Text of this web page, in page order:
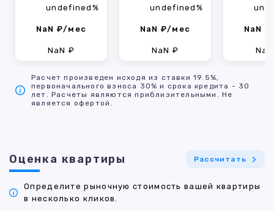
undefined%
NaN ₽/мес
NaN ₽
undefined%
NaN ₽/мес
NaN ₽
NaN
Расчет произведен исходя из ставки 19.5%,
первоначального взноса 30% и срока кредита - 30
лет. Расчеты являются приблизительными. Не
является офертой.
Оценка квартиры Рассчитать
Определите рыночную стоимость вашей квартиры
в несколько кликов.